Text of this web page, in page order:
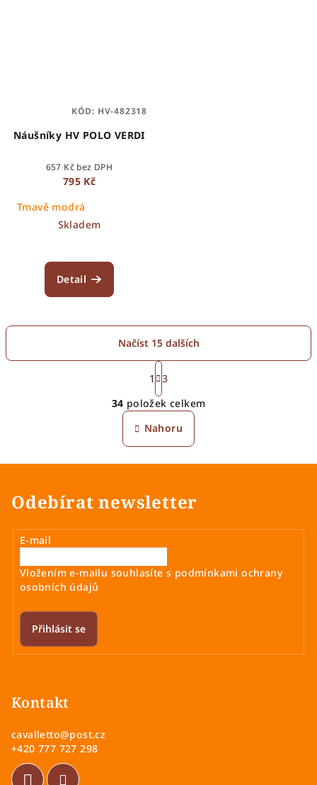
Náušníky HV POLO VERDI
657 Kč bez DPH
795 Kč
Tmavě modrá
Skladem
Detail
KÓD: HV-482318
O
v
l
á
í
k
i
Načíst 15 dalších
S
t
r
á
n
k
o
v
í
1
3
34 položek celkem
Nahoru
Odebírat newsletter
E-mail
Vložením e-mailu souhlasíte s podmínkami ochrany
osobních údajů
Přihlásit se
Kontakt
cavalletto@post.cz
+420 777 727 298